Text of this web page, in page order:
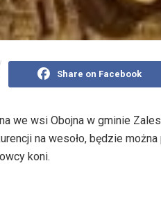
Share on Facebook
we wsi Obojna w gminie
na wesoło, będzie
koni.